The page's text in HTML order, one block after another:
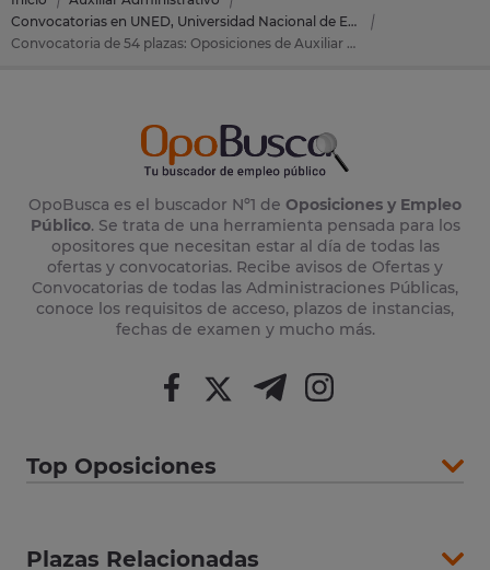
Convocatorias en UNED, Universidad Nacional de Educación a Distancia
Convocatoria de 54 plazas: Oposiciones de Auxiliar administrativo en UNED, Universidad Nacional de Educación a Distancia
OpoBusca es el buscador Nº1 de Oposiciones y Empleo
Público. Se trata de una herramienta pensada para los
opositores que necesitan estar al día de todas las
ofertas y convocatorias. Recibe avisos de Ofertas y
Convocatorias de todas las Administraciones Públicas,
conoce los requisitos de acceso, plazos de instancias,
fechas de examen y mucho más.
Top Oposiciones
Plazas Relacionadas